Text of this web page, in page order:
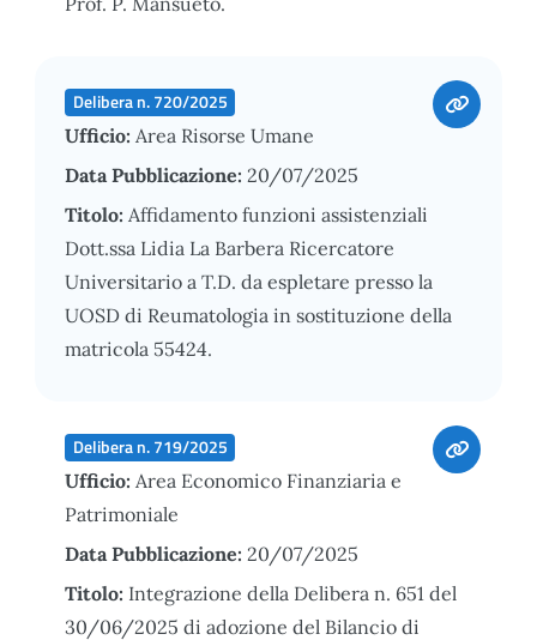
Delibera n. 720/2025
Ufficio: Area Risorse Umane
Data Pubblicazione: 20/07/2025
Titolo: Affidamento funzioni assistenziali
Dott.ssa Lidia La Barbera Ricercatore
Universitario a T.D. da espletare presso la
UOSD di Reumatologia in sostituzione della
matricola 55424.
Delibera n. 719/2025
Ufficio: Area Economico Finanziaria e
Patrimoniale
Data Pubblicazione: 20/07/2025
Titolo: Integrazione della Delibera n. 651 del
30/06/2025 di adozione del Bilancio di